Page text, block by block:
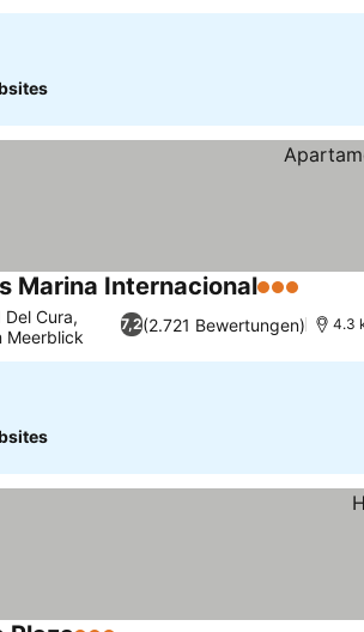
Marina Internacional3 Sterne
7,2(2.721 Bewertungen)
Cura,
Meerblick
4.3